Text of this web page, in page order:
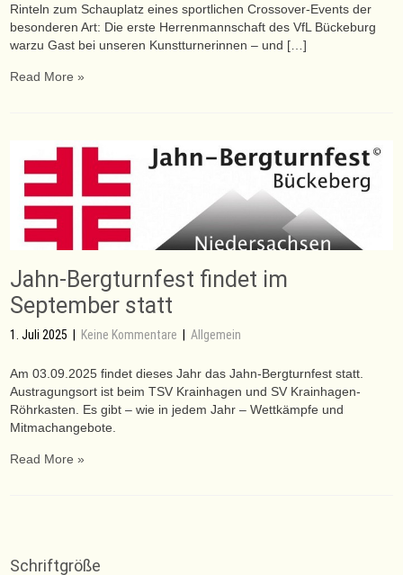
Rinteln zum Schauplatz eines sportlichen Crossover-Events der
besonderen Art: Die erste Herrenmannschaft des VfL Bückeburg
warzu Gast bei unseren Kunstturnerinnen – und […]
Read More »
Jahn-Bergturnfest findet im
September statt
1. Juli 2025 Keine Kommentare |Allgemein
Am 03.09.2025 findet dieses Jahr das Jahn-Bergturnfest statt.
Austragungsort ist beim TSV Krainhagen und SV Krainhagen-
Röhrkasten. Es gibt – wie in jedem Jahr – Wettkämpfe und
Mitmachangebote.
Read More »
Schriftgröße